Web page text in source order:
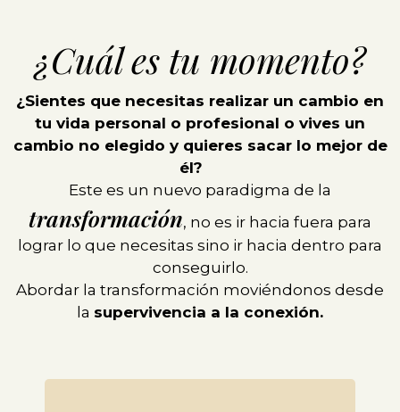
¿Cuál es tu momento?
¿Sientes que necesitas realizar un cambio en
tu vida personal o profesional o vives un
cambio no elegido y quieres sacar lo mejor de
él?
Este es un nuevo paradigma de la
transformación, no es ir hacia fuera para
lograr lo que necesitas sino ir hacia dentro para
conseguirlo.
Abordar la transformación moviéndonos desde
la supervivencia a la conexión.